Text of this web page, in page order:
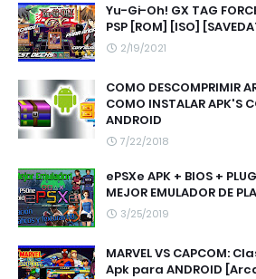
Yu-Gi-Oh! GX TAG
PSP [ROM] [ISO]
2/19/2021
COMO DESCOMPRIMIR
COMO INSTALAR APK'S
ANDROID
7/22/2018
ePSXe APK + BIOS +
MEJOR EMULADOR DE
3/25/2019
MARVEL VS CAPCOM:
Apk para ANDROID